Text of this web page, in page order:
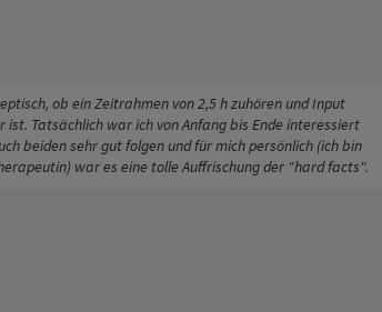
ob ein Zeitrahmen von 2,5 h zuhören und Input
ist. Tatsächlich war ich von Anfang bis Ende interessiert
beiden sehr gut folgen und für mich persönlich (ich bin
war es eine tolle Auffrischung der "hard facts".